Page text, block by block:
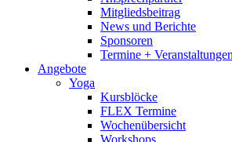
Mitgliedsbeitrag
News und Berichte
Sponsoren
Termine + Veranstaltungen
Angebote
Yoga
Kursblöcke
FLEX Termine
Wochenübersicht
Workshops